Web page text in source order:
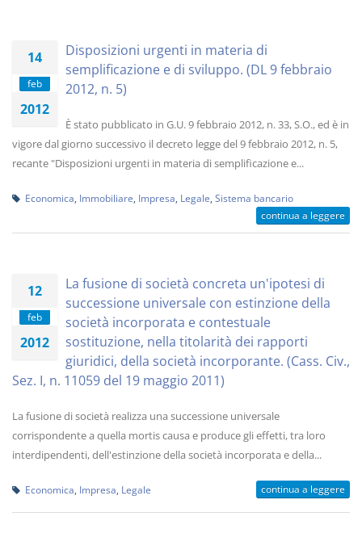
14
feb
2012
Disposizioni urgenti in materia di
semplificazione e di sviluppo. (DL 9 febbraio
2012, n. 5)
È stato pubblicato in G.U. 9 febbraio 2012, n. 33, S.O., ed è in
vigore dal giorno successivo il decreto legge del 9 febbraio 2012, n. 5,
recante "Disposizioni urgenti in materia di semplificazione e...
Economica Immobiliare Impresa Legale Sistema bancario
continua a leggere
12
feb
2012
La fusione di società concreta un'ipotesi di
successione universale con estinzione della
società incorporata e contestuale
sostituzione, nella titolarità dei rapporti
giuridici, della società incorporante. (Cass. Civ.,
Sez. I, n. 11059 del 19 maggio 2011)
La fusione di società realizza una successione universale
corrispondente a quella mortis causa e produce gli effetti, tra loro
interdipendenti, dell'estinzione della società incorporata e della...
Economica Impresa Legale continua a leggere